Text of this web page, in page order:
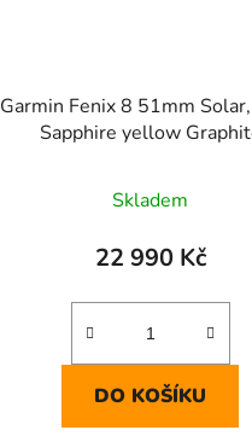
Garmin Fenix 8 51mm
Sapphire yellow
Skladem
22 990 Kč
DO KOŠÍKU